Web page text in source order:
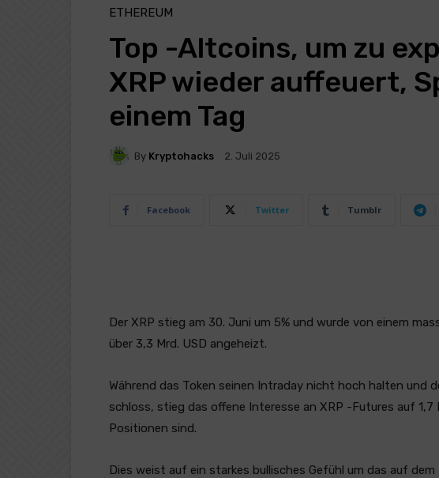
ETHEREUM
Top -Altcoins, um zu
XRP wieder auffeuert,
einem Tag
By Kryptohacks 2. Juli 2025
Facebook Twitter Tumblr
Der XRP stieg am 30. Juni um 5% und wurde von einem
über 3,3 Mrd. USD angeheizt.
Während das Token seinen Intraday nicht hoch halten und
schloss, stieg das offene Interesse an XRP -Futures auf 1,7
Positionen sind.
Dies weist auf ein starkes bullisches Gefühl um das auf dem